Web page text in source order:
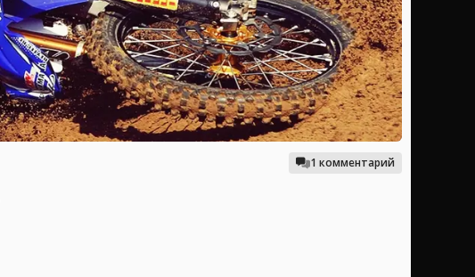
1 комментарий